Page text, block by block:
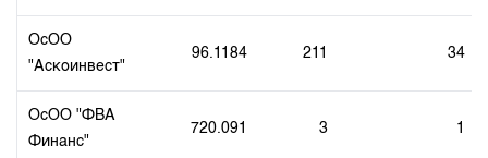
Контакты
Результаты аукционов ГЦБ
Результаты аукционов по депозитам
ОсОО
"Аскоинвест"
96.1184 211 34
ОсОО "ФВА
Финанс"
720.091 3 1